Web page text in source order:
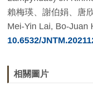
開
放
宣
著
賴梅瑛、 謝伯娟、 唐
Mei-Yin Lai, Bo-Juan
10.6532/
相關圖片